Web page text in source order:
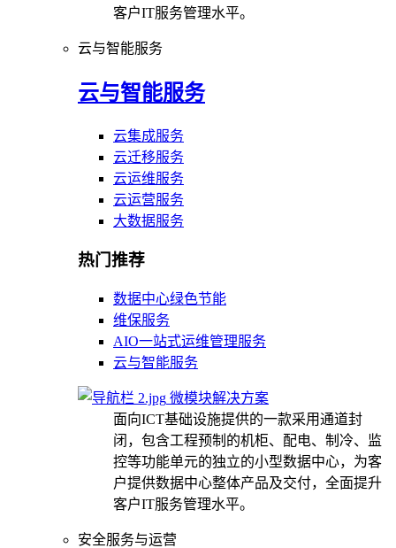
客户IT服务管理水平。
云与智能服务
云与智能服务
云集成服务
云迁移服务
云运维服务
云运营服务
大数据服务
热门推荐
数据中心绿色节能
维保服务
AIO一站式运维管理服务
云与智能服务
微模块解决方案
面向ICT基础设施提供的一款采用通道封
闭，包含工程预制的机柜、配电、制冷、监
控等功能单元的独立的小型数据中心，为客
户提供数据中心整体产品及交付，全面提升
客户IT服务管理水平。
安全服务与运营